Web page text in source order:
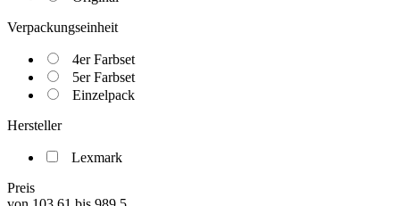
Verpackungseinheit
4er Farbset
5er Farbset
Einzelpack
Hersteller
Lexmark
Preis